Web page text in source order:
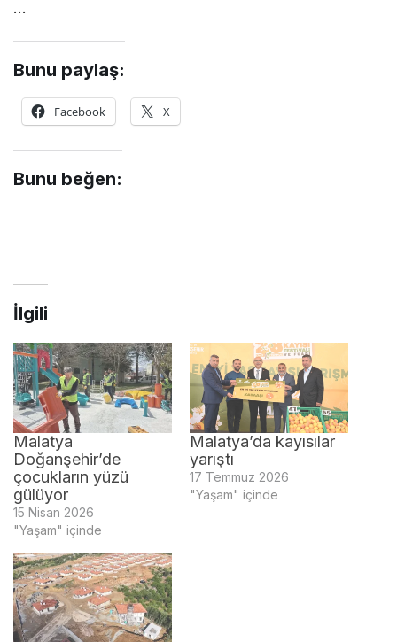
…
Bunu paylaş:
Facebook X
Bunu beğen:
İlgili
Malatya
Doğanşehir’de
çocukların yüzü
gülüyor
15 Nisan 2026
"Yaşam" içinde
Malatya’da kayısılar
yarıştı
17 Temmuz 2026
"Yaşam" içinde